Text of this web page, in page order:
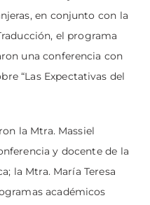
en conjunto con la
el programa
una conferencia con
“Las Expectativas del
la Mtra. Massiel
y docente de la
la Mtra. María Teresa
académicos